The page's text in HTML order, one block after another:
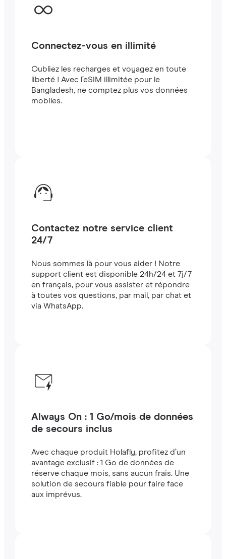
Connectez-vous en illimité
Oubliez les recharges et voyagez en toute
liberté ! Avec l’eSIM illimitée pour le
Bangladesh, ne comptez plus vos données
mobiles.
Contactez notre service client
24/7
Nous sommes là pour vous aider ! Notre
support client est disponible 24h/24 et 7j/7
en français, pour vous assister et répondre
à toutes vos questions, par mail, par chat et
via WhatsApp.
Always On : 1 Go/mois de données
de secours inclus
Avec chaque produit Holafly, profitez d’un
avantage exclusif : 1 Go de données de
réserve chaque mois, sans aucun frais. Une
solution de secours fiable pour faire face
aux imprévus.